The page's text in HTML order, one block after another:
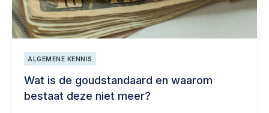
ALGEMENE KENNIS
Wat is de goudstandaard en waarom
bestaat deze niet meer?